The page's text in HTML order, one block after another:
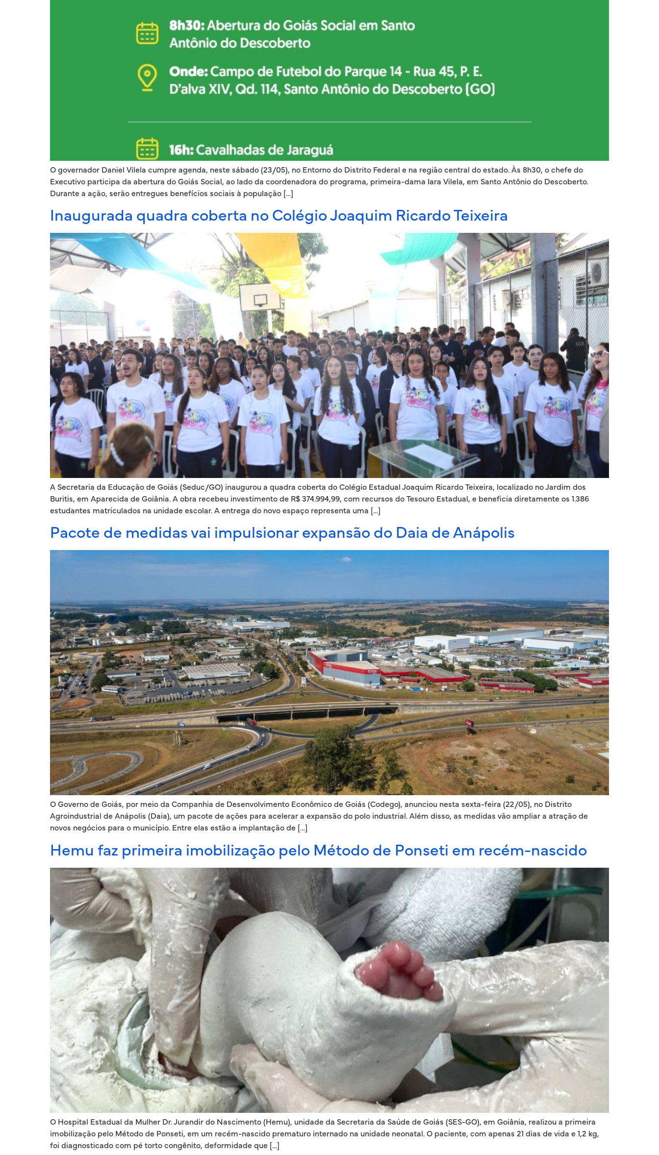
O governador Daniel Vilela cumpre agenda, neste sábado (23/05), no Entorno do Distrito Federal e na região central do estado. Às 8h30, o chefe do
Executivo participa da abertura do Goiás Social, ao lado da coordenadora do programa, primeira-dama Iara Vilela, em Santo Antônio do Descoberto.
Durante a ação, serão entregues benefícios sociais à população […]
Inaugurada quadra coberta no Colégio Joaquim Ricardo Teixeira
A Secretaria da Educação de Goiás (Seduc/GO) inaugurou a quadra coberta do Colégio Estadual Joaquim Ricardo Teixeira, localizado no Jardim dos
Buritis, em Aparecida de Goiânia. A obra recebeu investimento de R$ 374.994,99, com recursos do Tesouro Estadual, e beneficia diretamente os 1.386
estudantes matriculados na unidade escolar. A entrega do novo espaço representa uma […]
Pacote de medidas vai impulsionar expansão do Daia de Anápolis
O Governo de Goiás, por meio da Companhia de Desenvolvimento Econômico de Goiás (Codego), anunciou nesta sexta-feira (22/05), no Distrito
Agroindustrial de Anápolis (Daia), um pacote de ações para acelerar a expansão do polo industrial. Além disso, as medidas vão ampliar a atração de
novos negócios para o município. Entre elas estão a implantação de […]
Hemu faz primeira imobilização pelo Método de Ponseti em recém-nascido
O Hospital Estadual da Mulher Dr. Jurandir do Nascimento (Hemu), unidade da Secretaria da Saúde de Goiás (SES-GO), em Goiânia, realizou a primeira
imobilização pelo Método de Ponseti, em um recém-nascido prematuro internado na unidade neonatal. O paciente, com apenas 21 dias de vida e 1,2 kg,
foi diagnosticado com pé torto congênito, deformidade que […]